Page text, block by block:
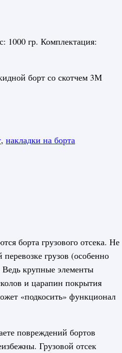
1000 гр. Комплектация:
борт со скотчем 3М
, накладки на борта
борта грузового отсека. Не
грузов (особенно
Ведь крупные элементы
и царапин покрытия
«подкосить» функционал
повреждений бортов
Грузовой отсек